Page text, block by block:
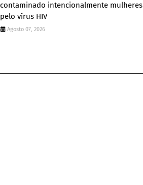
contaminado intencionalmente mulheres
pelo vírus HIV
Agosto 07, 2026